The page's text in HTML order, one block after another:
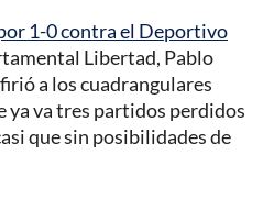
1-0 contra el Deportivo
Libertad, Pablo
a los cuadrangulares
ya va tres partidos perdidos
que sin posibilidades de